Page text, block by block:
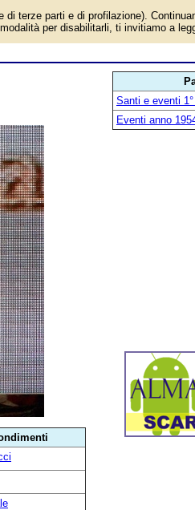
Carlucci, conduttrice
Santi e eventi
Eventi anno
terze parti e di profilazione).
per disabilitarli, ti invitiamo a